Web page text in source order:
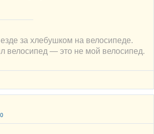
за хлебушком на велосипеде.
велосипед — это не мой велосипед.